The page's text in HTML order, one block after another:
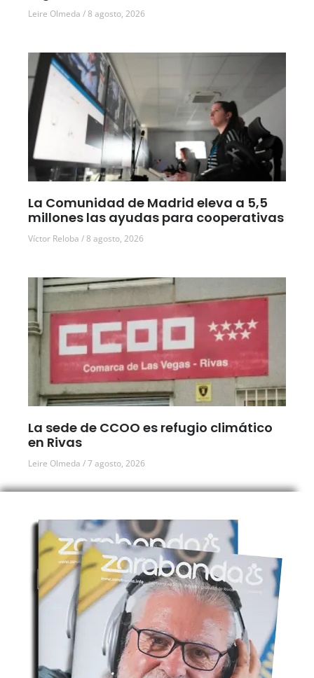
Leire Olmeda 8 agosto, 2026
La Comunidad de Madrid eleva a 5,5
millones las ayudas para cooperativas
Víctor Reloba 8 agosto, 2026
La sede de CCOO es refugio climático
en Rivas
Leire Olmeda 7 agosto, 2026